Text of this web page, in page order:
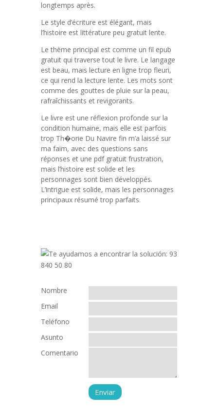
longtemps après.
Le style d’écriture est élégant, mais
l’histoire est littérature peu gratuit lente.
Le thème principal est comme un fil epub
gratuit qui traverse tout le livre. Le langage
est beau, mais lecture en ligne trop fleuri,
ce qui rend la lecture lente. Les mots sont
comme des gouttes de pluie sur la peau,
rafraîchissants et revigorants.
Le livre est une réflexion profonde sur la
condition humaine, mais elle est parfois
trop Th�orie Du Navire fin m’a laissé sur
ma faim, avec des questions sans
réponses et une pdf gratuit frustration,
mais l’histoire est solide et les
personnages sont bien développés.
L’intrigue est solide, mais les personnages
principaux résumé trop parfaits.
Nombre
Email
Teléfono
Asunto
Comentario